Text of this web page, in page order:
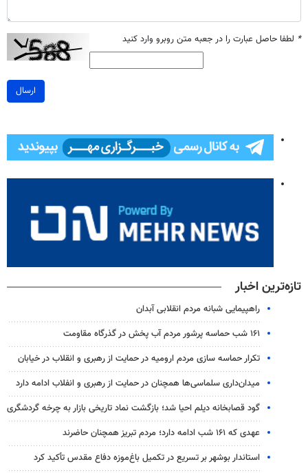
* لطفا حاصل عبارت را در جعبه متن روبرو وارد کنید
ارسال
تازه‌ترین اخبار
راهپیمایی شبانه مردم انقلابی آبدان
۱۶۱ شب حماسه پرشور مردم آب پخش در گذرگاه مقاومت
تکرار حماسه سازی مردم ارومیه در حمایت از رهبری و انقلاب در خیابان
میدان‌داری سلماسی‌ها همچنان در حمایت از رهبری‌ و انفلاب ادامه دارد
گود قصابخانه دیلم احیا شد؛ بازگشت نماد تاریخی بازار به چرخه گردشگری
عهدی که ۱۶۱ شب ادامه دارد؛ مردم تبریز همچنان حاضرند
استاندار بوشهر بر تسریع در تکمیل باغ‌موزه دفاع مقدس تأکید کرد